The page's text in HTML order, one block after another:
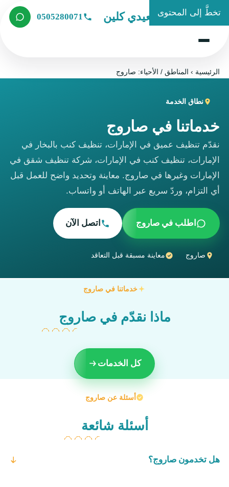
تخطَّ إلى المحتوى
شركة الصعيدي كلين 0505280071
الرئيسية ›المناطق / الأحياء: صاروج
نطاق الخدمة
خدماتنا في صاروج
نقدّم تنظيف عميق في الإمارات، تنظيف كنب بالبخار في
الإمارات، تنظيف كنب في الإمارات، شركة تنظيف شقق في
الإمارات وغيرها في صاروج. معاينة وتحديد واضح للعمل قبل
أي التزام، وردّ سريع عبر الهاتف أو واتساب.
اطلب في صاروج اتصل الآن
صاروج معاينة مسبقة قبل التعاقد
خدماتنا في صاروج
ماذا نقدّم في صاروج
كل الخدمات
أسئلة عن صاروج
أسئلة شائعة
هل تخدمون صاروج؟